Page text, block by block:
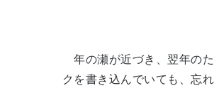
年の瀬が近づき、翌年の
クを書き込んでいても、忘